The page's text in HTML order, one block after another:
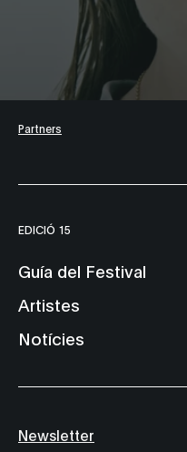
Partners
EDICIÓ 15
Guía del Festival
Artistes
Notícies
Newsletter